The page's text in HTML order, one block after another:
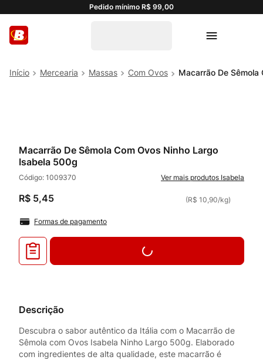
Pedido mínimo R$ 99,00
Mercearia Massas Com Ovos Macarrão De
Macarrão De Sêmola Com Ovos Ninho Largo
Isabela 500g
Código: 1009370 Isabela
R$ 5,45 (R$ 10,90/kg)
Formas de pagamento
Descrição
Descubra o sabor autêntico da Itália com o Macarrão de
Sêmola com Ovos Isabela Ninho Largo 500g. Elaborado
com ingredientes de alta qualidade, este macarrão é